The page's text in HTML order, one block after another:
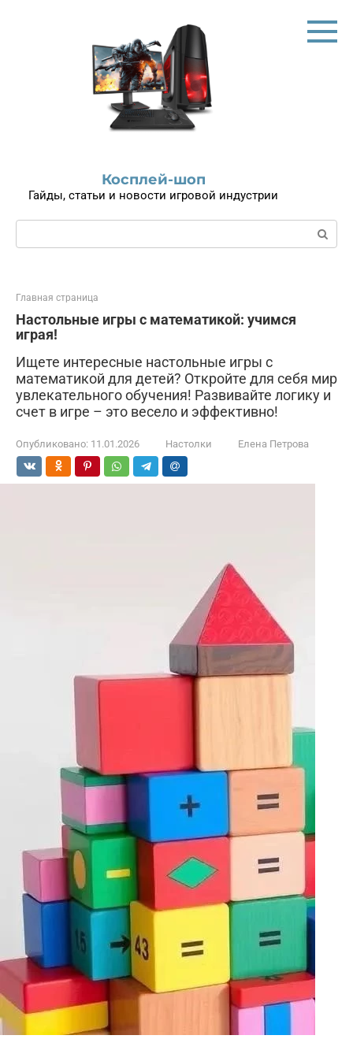
Косплей-шоп
Гайды, статьи и новости игровой индустрии
Поиск:
Главная страница
Настольные игры с математикой: учимся
играя!
Ищете интересные настольные игры с
математикой для детей? Откройте для себя мир
увлекательного обучения! Развивайте логику и
счет в игре – это весело и эффективно!
Опубликовано: 11.01.2026 Настолки Елена Петрова